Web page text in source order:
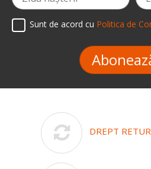
Sunt de acord cu Politica de
DREPT